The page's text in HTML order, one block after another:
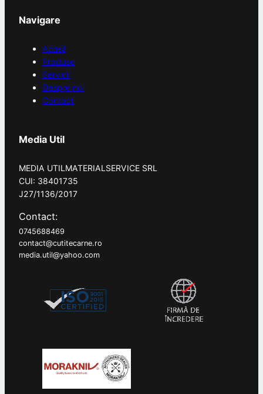
Navigare
Acasă
Produse
Servicii
Despre noi
Contact
Media Util
MEDIA UTILMATERIALSERVICE SRL
CUI: 38401735
J27/1136/2017
Contact:
0745688469
contact@cutitecarne.ro
media.util@yahoo.com